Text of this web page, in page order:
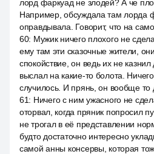
лорд фаркуад не злодей? А че
Например, обсуждала там лорда
оправдывала. Говорит, что на
60: Мужик ничего плохого не
ему там эти сказочные жители,
спокойствие, он ведь их не
выслал на какие-то болота.
случилось. И прянь, он вообще то
61: Ничего с ним ужасного не
оторвал, когда пряник попросил
не трогал в её представлении
будто достаточно интересно
самой анны консервы, которая